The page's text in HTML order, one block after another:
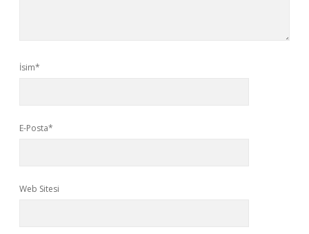
İsim*
E-Posta*
Web Sitesi